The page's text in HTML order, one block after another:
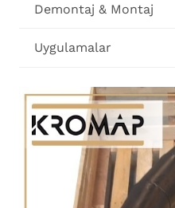
Demontaj & Montaj
Uygulamalar